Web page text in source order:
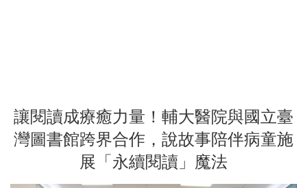
讓閱讀成療癒力量！輔大醫院與國立臺
灣圖書館跨界合作，說故事陪伴病童施
展「永續閱讀」魔法